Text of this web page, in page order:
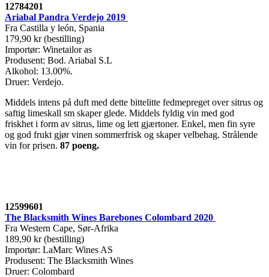
12784201
Ariabal Pandra Verdejo 2019
Fra Castilla y león, Spania
179,90 kr (bestilling)
Importør: Winetailor as
Produsent: Bod. Ariabal S.L
Alkohol: 13.00%.
Druer: Verdejo.
Middels intens på duft med dette bittelitte fedmepreget over sitrus og
saftig limeskall sm skaper glede. Middels fyldig vin med god
friskhet i form av sitrus, lime og lett gjærtoner. Enkel, men fin syre
og god frukt gjør vinen sommerfrisk og skaper velbehag. Strålende
vin for prisen. 87 poeng.
12599601
The Blacksmith Wines Barebones Colombard 2020
Fra Western Cape, Sør-Afrika
189,90 kr (bestilling)
Importør: LaMarc Wines AS
Produsent: The Blacksmith Wines
Druer: Colombard